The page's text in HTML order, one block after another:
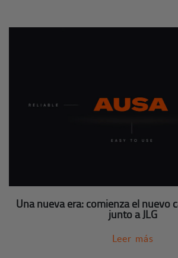
Una nueva era: comienza el nuevo
junto a JLG
Leer más